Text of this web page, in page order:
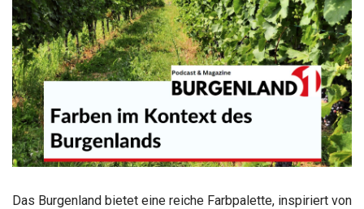
Das Burgenland bietet eine reiche Farbpalette, inspiriert von